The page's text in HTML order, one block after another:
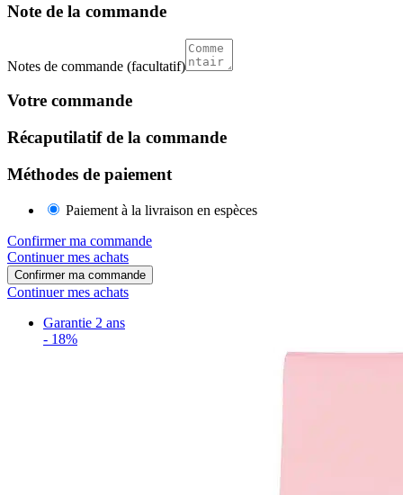
Note de la commande
Notes de commande (facultatif)
Votre commande
Récaputilatif de la commande
Méthodes de paiement
Paiement à la livraison en espèces
Confirmer ma commande
Continuer mes achats
Confirmer ma commande
Continuer mes achats
Garantie 2 ans
- 18%